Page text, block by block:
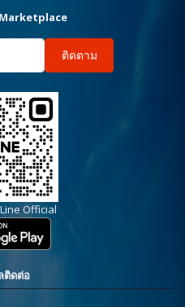
ติดตาม
Official
ติดต่อ